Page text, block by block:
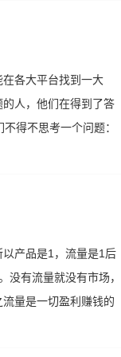
各大平台找到一大
人，他们在得到了答
得不思考一个问题：
产品是1，流量是1后
有流量就没有市场，
量是一切盈利赚钱的